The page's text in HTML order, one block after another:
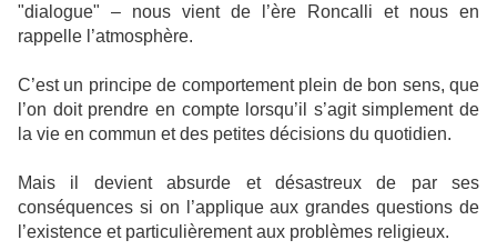
"dialogue" – nous vient de l’ère Roncalli et nous en
rappelle l’atmosphère.
C’est un principe de comportement plein de bon sens, que
l’on doit prendre en compte lorsqu’il s’agit simplement de
la vie en commun et des petites décisions du quotidien.
Mais il devient absurde et désastreux de par ses
conséquences si on l’applique aux grandes questions de
l’existence et particulièrement aux problèmes religieux.